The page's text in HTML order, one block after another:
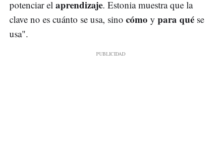
potenciar el aprendizaje. Estonia muestra que la
clave no es cuánto se usa, sino cómo y para qué se
usa".